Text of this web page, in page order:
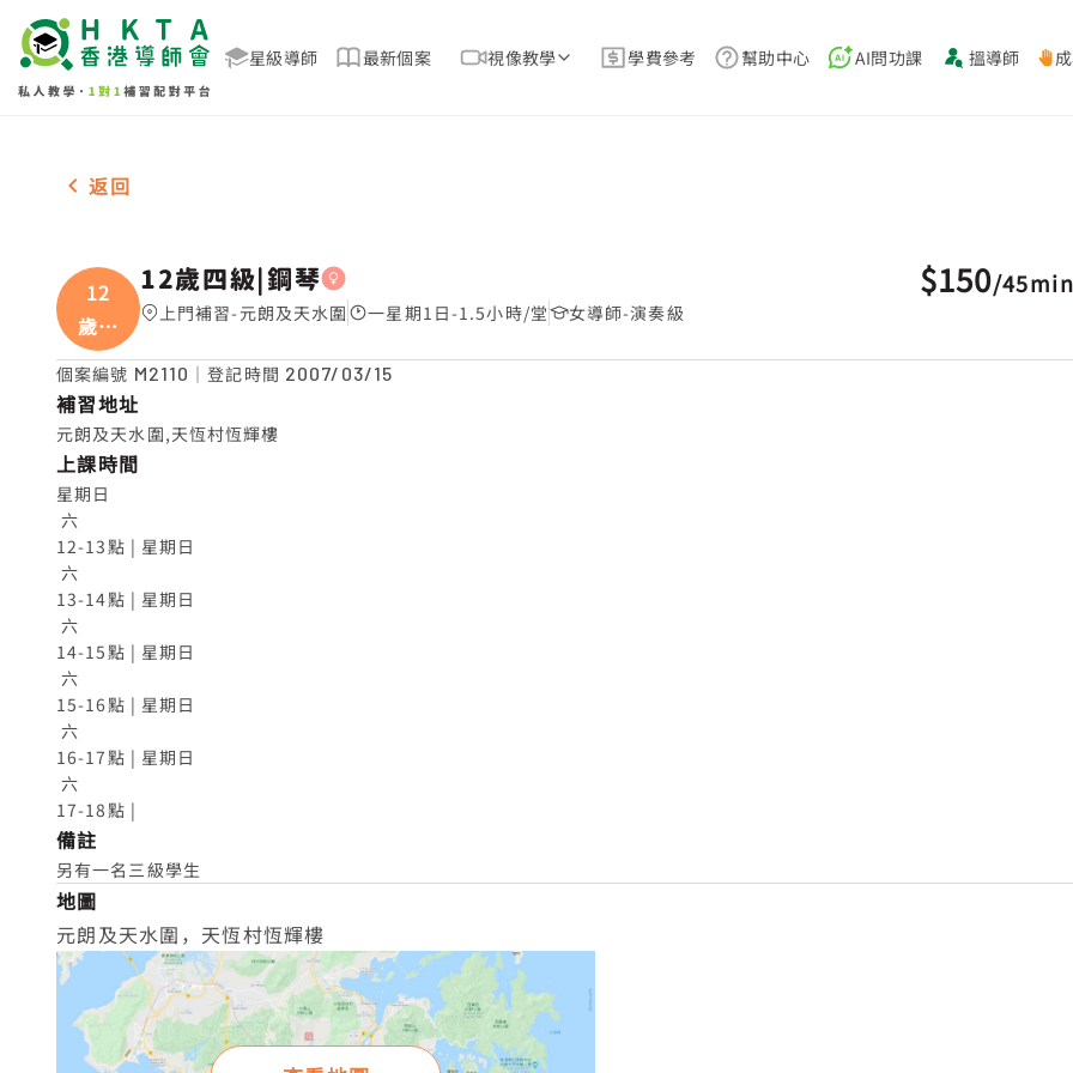
星級導師 最新個案 視像教學 學費參考 幫助中心 AI問功課 搵導師
女2名 12歲四級|鋼琴，元朗及天水圍 補習推介
返回
12
歲四
級
12歲四級|鋼琴
上門補習-元朗及天水圍 一星期1日-1.5小時/堂 女導師-演奏級
$150/45min
個案編號 M2110 ｜登記時間 2007/03/15
補習地址
元朗及天水圍,天恆村恆輝樓
上課時間
星期日
六
12-13點 | 星期日
六
13-14點 | 星期日
六
14-15點 | 星期日
六
15-16點 | 星期日
六
16-17點 | 星期日
六
17-18點 |
備註
另有一名三級學生
地圖
元朗及天水圍，天恆村恆輝樓